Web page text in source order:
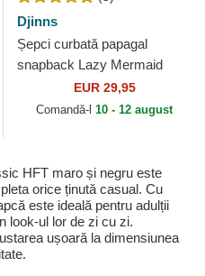
Djinns
Șepci curbată papagal
snapback Lazy Mermaid
HFT de DjinnsEUR 29,95
Comandă-l 10 - 12 august
HFT maro și negru este
orice ținută casual. Cu
este ideală pentru adulții
look-ul lor de zi cu zi.
ușoară la dimensiunea